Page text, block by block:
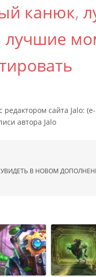
канюк,
лучшие
редактором сайта Jalo:
автора Jalo
В НОВОМ